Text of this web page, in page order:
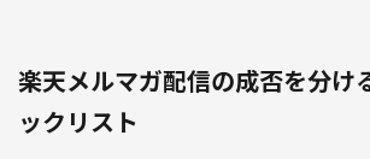
楽天メルマガ配信の成否を分け
ックリスト